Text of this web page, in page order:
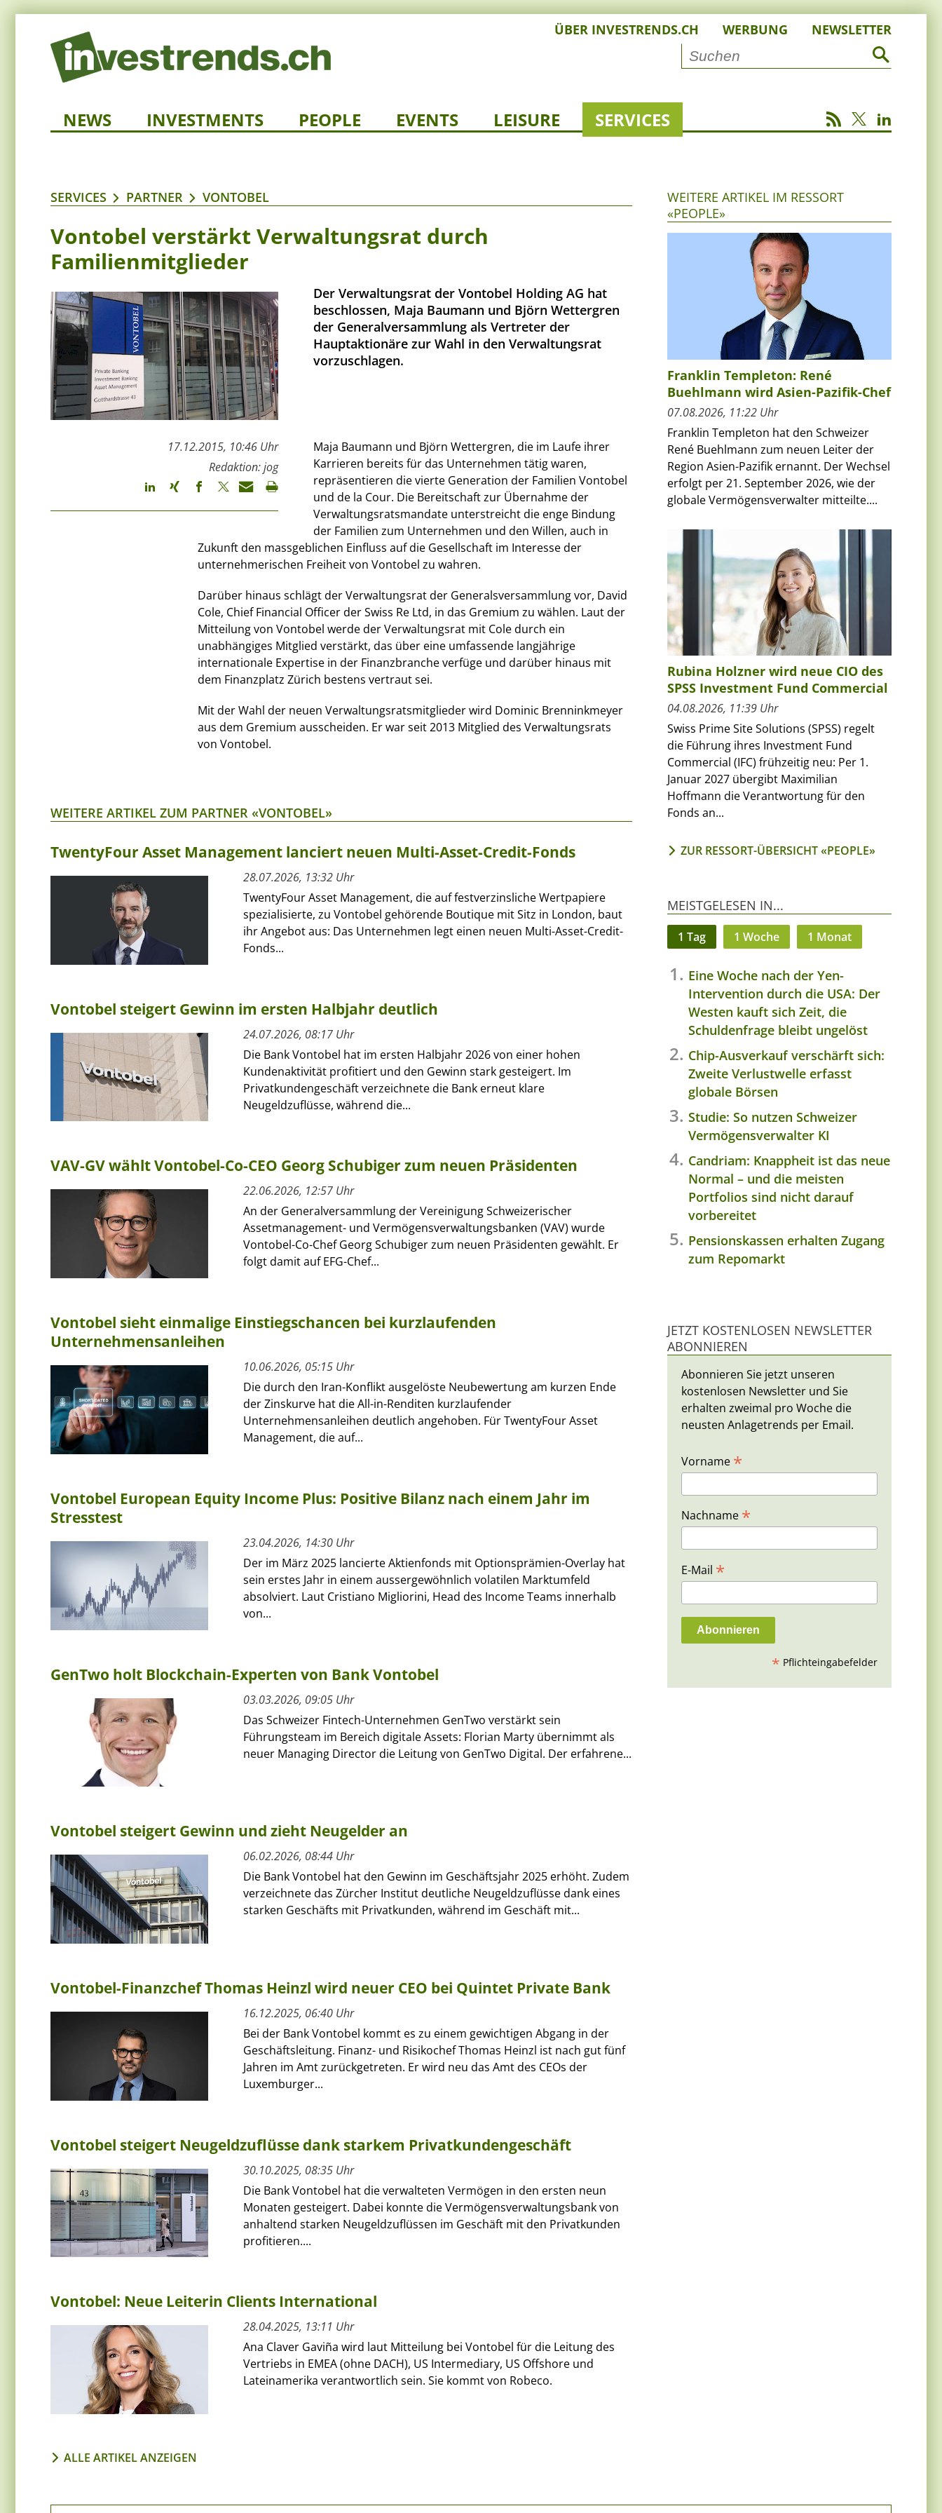
ÜBER INVESTRENDS.CH WERBUNG NEWSLETTER
NEWS INVESTMENTS PEOPLE EVENTS LEISURE SERVICES
SERVICES PARTNER VONTOBEL
Vontobel verstärkt Verwaltungsrat durch
Familienmitglieder
Der Verwaltungsrat der Vontobel Holding AG hat
beschlossen, Maja Baumann und Björn Wettergren
der Generalversammlung als Vertreter der
Hauptaktionäre zur Wahl in den Verwaltungsrat
vorzuschlagen.
17.12.2015, 10:46 Uhr
Redaktion: jog
Maja Baumann und Björn Wettergren, die im Laufe ihrer
Karrieren bereits für das Unternehmen tätig waren,
repräsentieren die vierte Generation der Familien Vontobel
und de la Cour. Die Bereitschaft zur Übernahme der
Verwaltungsratsmandate unterstreicht die enge Bindung
der Familien zum Unternehmen und den Willen, auch in
Zukunft den massgeblichen Einfluss auf die Gesellschaft im Interesse der
unternehmerischen Freiheit von Vontobel zu wahren.
Darüber hinaus schlägt der Verwaltungsrat der Generalsversammlung vor, David
Cole, Chief Financial Officer der Swiss Re Ltd, in das Gremium zu wählen. Laut der
Mitteilung von Vontobel werde der Verwaltungsrat mit Cole durch ein
unabhängiges Mitglied verstärkt, das über eine umfassende langjährige
internationale Expertise in der Finanzbranche verfüge und darüber hinaus mit
dem Finanzplatz Zürich bestens vertraut sei.
Mit der Wahl der neuen Verwaltungsratsmitglieder wird Dominic Brenninkmeyer
aus dem Gremium ausscheiden. Er war seit 2013 Mitglied des Verwaltungsrats
von Vontobel.
WEITERE ARTIKEL ZUM PARTNER «VONTOBEL»
TwentyFour Asset Management lanciert neuen Multi-Asset-Credit-Fonds
28.07.2026, 13:32 Uhr
TwentyFour Asset Management, die auf festverzinsliche Wertpapiere
spezialisierte, zu Vontobel gehörende Boutique mit Sitz in London, baut
ihr Angebot aus: Das Unternehmen legt einen neuen Multi-Asset-Credit-
Fonds...
Vontobel steigert Gewinn im ersten Halbjahr deutlich
24.07.2026, 08:17 Uhr
Die Bank Vontobel hat im ersten Halbjahr 2026 von einer hohen
Kundenaktivität profitiert und den Gewinn stark gesteigert. Im
Privatkundengeschäft verzeichnete die Bank erneut klare
Neugeldzuflüsse, während die...
VAV-GV wählt Vontobel-Co-CEO Georg Schubiger zum neuen Präsidenten
22.06.2026, 12:57 Uhr
An der Generalversammlung der Vereinigung Schweizerischer
Assetmanagement- und Vermögensverwaltungsbanken (VAV) wurde
Vontobel-Co-Chef Georg Schubiger zum neuen Präsidenten gewählt. Er
folgt damit auf EFG-Chef...
Vontobel sieht einmalige Einstiegschancen bei kurzlaufenden
Unternehmensanleihen
10.06.2026, 05:15 Uhr
Die durch den Iran-Konflikt ausgelöste Neubewertung am kurzen Ende
der Zinskurve hat die All-in-Renditen kurzlaufender
Unternehmensanleihen deutlich angehoben. Für TwentyFour Asset
Management, die auf...
Vontobel European Equity Income Plus: Positive Bilanz nach einem Jahr im
Stresstest
23.04.2026, 14:30 Uhr
Der im März 2025 lancierte Aktienfonds mit Optionsprämien-Overlay hat
sein erstes Jahr in einem aussergewöhnlich volatilen Marktumfeld
absolviert. Laut Cristiano Migliorini, Head des Income Teams innerhalb
von...
GenTwo holt Blockchain-Experten von Bank Vontobel
03.03.2026, 09:05 Uhr
Das Schweizer Fintech-Unternehmen GenTwo verstärkt sein
Führungsteam im Bereich digitale Assets: Florian Marty übernimmt als
neuer Managing Director die Leitung von GenTwo Digital. Der erfahrene...
Vontobel steigert Gewinn und zieht Neugelder an
06.02.2026, 08:44 Uhr
Die Bank Vontobel hat den Gewinn im Geschäftsjahr 2025 erhöht. Zudem
verzeichnete das Zürcher Institut deutliche Neugeldzuflüsse dank eines
starken Geschäfts mit Privatkunden, während im Geschäft mit...
Vontobel-Finanzchef Thomas Heinzl wird neuer CEO bei Quintet Private Bank
16.12.2025, 06:40 Uhr
Bei der Bank Vontobel kommt es zu einem gewichtigen Abgang in der
Geschäftsleitung. Finanz- und Risikochef Thomas Heinzl ist nach gut fünf
Jahren im Amt zurückgetreten. Er wird neu das Amt des CEOs der
Luxemburger...
Vontobel steigert Neugeldzuflüsse dank starkem Privatkundengeschäft
30.10.2025, 08:35 Uhr
Die Bank Vontobel hat die verwalteten Vermögen in den ersten neun
Monaten gesteigert. Dabei konnte die Vermögensverwaltungsbank von
anhaltend starken Neugeldzuflüssen im Geschäft mit den Privatkunden
profitieren....
Vontobel: Neue Leiterin Clients International
28.04.2025, 13:11 Uhr
Ana Claver Gaviña wird laut Mitteilung bei Vontobel für die Leitung des
Vertriebs in EMEA (ohne DACH), US Intermediary, US Offshore und
Lateinamerika verantwortlich sein. Sie kommt von Robeco.
ALLE ARTIKEL ANZEIGEN
WEITERE ARTIKEL IM RESSORT
«PEOPLE»
Franklin Templeton: René
Buehlmann wird Asien-Pazifik-Chef
07.08.2026, 11:22 Uhr
Franklin Templeton hat den Schweizer
René Buehlmann zum neuen Leiter der
Region Asien-Pazifik ernannt. Der Wechsel
erfolgt per 21. September 2026, wie der
globale Vermögensverwalter mitteilte....
Rubina Holzner wird neue CIO des
SPSS Investment Fund Commercial
04.08.2026, 11:39 Uhr
Swiss Prime Site Solutions (SPSS) regelt
die Führung ihres Investment Fund
Commercial (IFC) frühzeitig neu: Per 1.
Januar 2027 übergibt Maximilian
Hoffmann die Verantwortung für den
Fonds an...
ZUR RESSORT-ÜBERSICHT «PEOPLE»
MEISTGELESEN IN...
1 Tag 1 Woche 1 Monat
Eine Woche nach der Yen-
Intervention durch die USA: Der
Westen kauft sich Zeit, die
Schuldenfrage bleibt ungelöst
Chip-Ausverkauf verschärft sich:
Zweite Verlustwelle erfasst
globale Börsen
Studie: So nutzen Schweizer
Vermögensverwalter KI
Candriam: Knappheit ist das neue
Normal – und die meisten
Portfolios sind nicht darauf
vorbereitet
Pensionskassen erhalten Zugang
zum Repomarkt
JETZT KOSTENLOSEN NEWSLETTER
ABONNIEREN
Abonnieren Sie jetzt unseren
kostenlosen Newsletter und Sie
erhalten zweimal pro Woche die
neusten Anlagetrends per Email.
Vorname *
Nachname *
E-Mail *
* Pflichteingabefelder